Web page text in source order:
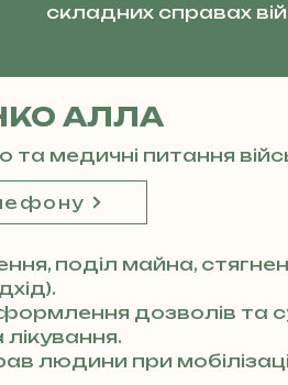
складних справах
АЛЛА
та медичні питання
поділ майна,
дозволів та
людини при